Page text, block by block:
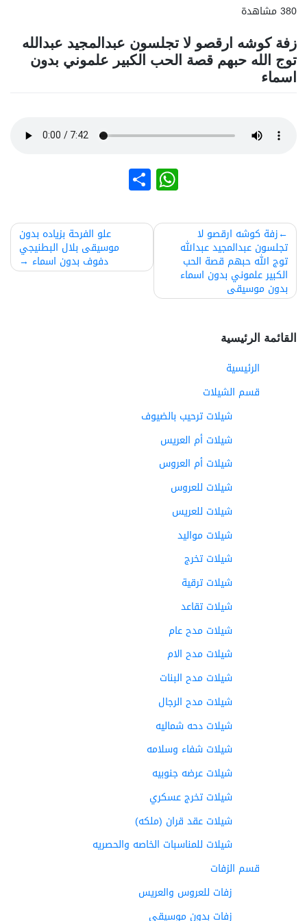
380 مشاهدة
زفة كوشه ارقصو لا تجلسون عبدالمجيد عبدالله
توج الله حبهم قصة الحب الكبير علموني بدون
اسماء
WhatsApp
نشر
تصفّح
المقالات
زفة كوشه ارقصو لا
تجلسون عبدالمجيد عبدالله
توج الله حبهم قصة الحب
الكبير علموني بدون اسماء
بدون موسيقى
علو الفرحة بزياده بدون
موسيقى بلال البطنيجي
دفوف بدون اسماء
القائمة الرئيسية
الرئيسية
قسم الشيلات
شيلات ترحيب بالضيوف
شيلات أم العريس
شيلات أم العروس
شيلات للعروس
شيلات للعريس
شيلات مواليد
شيلات تخرج
شيلات ترقية
شيلات تقاعد
شيلات مدح عام
شيلات مدح الام
شيلات مدح البنات
شيلات مدح الرجال
شيلات دحه شماليه
شيلات شفاء وسلامه
شيلات عرضه جنوبيه
شيلات تخرج عسكري
شيلات عقد قران (ملكه)
شيلات للمناسبات الخاصه والحصريه
قسم الزفات
زفات للعروس والعريس
زفات بدون موسيقى